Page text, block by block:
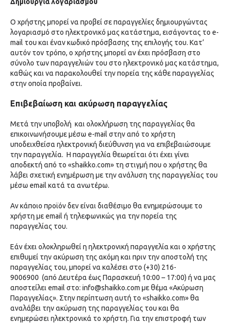
Ο χρήστης μπορεί να προβεί σε παραγγελίες δημιουργώντας
λογαριασμό στο ηλεκτρονικό μας κατάστημα, εισάγοντας το e-
mail του και έναν κωδικό πρόσβασης της επιλογής του. Κατ’
αυτόν τον τρόπο, ο χρήστης μπορεί αν έχει πρόσβαση στο
σύνολο των παραγγελιών του στο ηλεκτρονικό μας κατάστημα,
καθώς και να παρακολουθεί την πορεία της κάθε παραγγελίας
στην οποία προβαίνει.
Επιβεβαίωση και ακύρωση παραγγελίας
Μετά την υποβολή και ολοκλήρωση της παραγγελίας θα
επικοινωνήσουμε μέσω e-mail στην από το χρήστη
υποδειχθείσα ηλεκτρονική διεύθυνση για να επιβεβαιώσουμε
την παραγγελία. H παραγγελία θεωρείται ότι έχει γίνει
αποδεκτή από το «shaikko.com» τη στιγμή που ο χρήστης θα
λάβει σχετική ενημέρωση με την ανάλυση της παραγγελίας του
μέσω email κατά τα ανωτέρω.
Αν κάποιο προϊόν δεν είναι διαθέσιμο θα ενημερώσουμε το
χρήστη με email ή τηλεφωνικώς για την πορεία της
παραγγελίας του.
Εάν έχει ολοκληρωθεί η ηλεκτρονική παραγγελία και ο χρήστης
επιθυμεί την ακύρωση της ακόμη και πριν την αποστολή της
παραγγελίας του, μπορεί να καλέσει στο (+30) 216-
9006900 (από Δευτέρα έως Παρασκευή 10:00 – 17:00) ή να μας
αποστείλει email στο: info@shaikko.com με θέμα «Ακύρωση
Παραγγελίας». Στην περίπτωση αυτή το «shaikko.com» θα
αναλάβει την ακύρωση της παραγγελίας του και θα
ενημερώσει ηλεκτρονικά το χρήστη. Για την επιστροφή των